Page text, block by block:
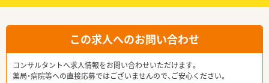
この求人へのお問い合わせ
コンサルタントへ求人情報をお問い合わせいただけます。
薬局・病院等への直接応募ではございませんので、ご安心ください。